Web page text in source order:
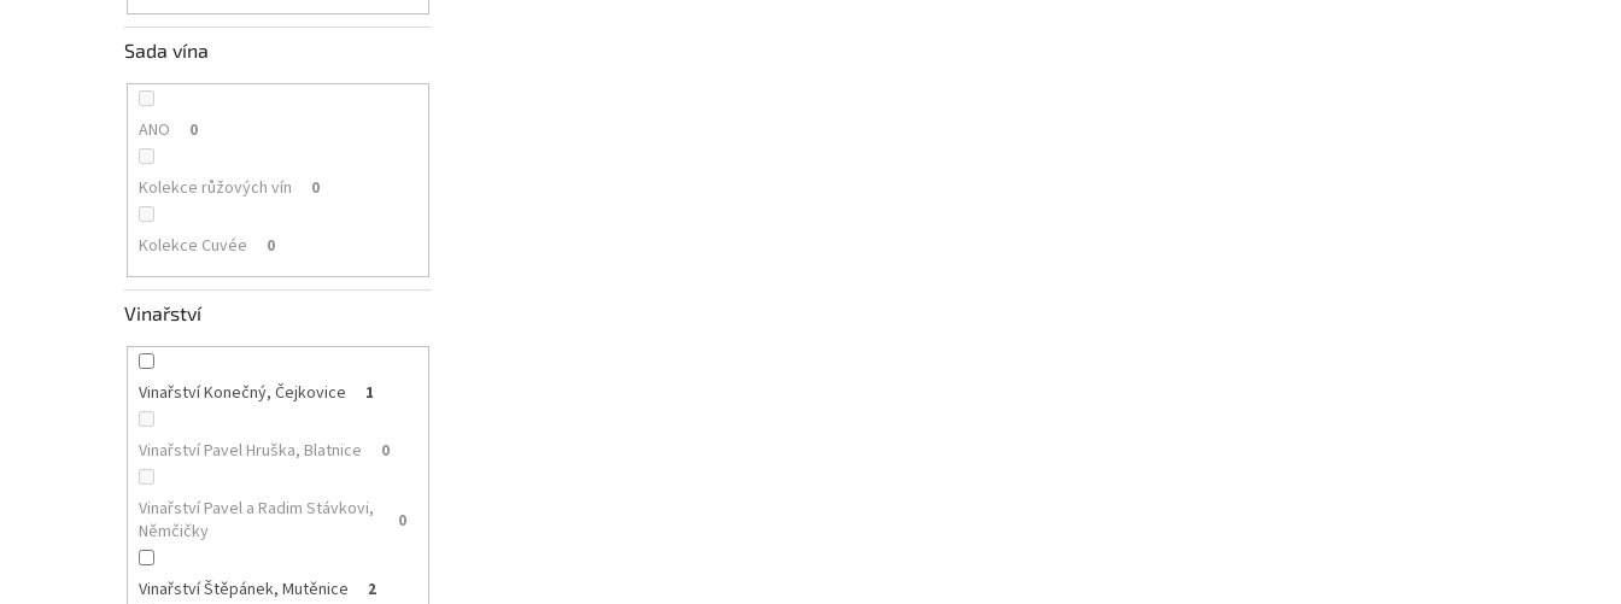
Sada vína
ANO 0
Kolekce růžových vín 0
Kolekce Cuvée 0
Vinařství
Vinařství Konečný, Čejkovice 1
Vinařství Pavel Hruška, Blatnice 0
Vinařství Pavel a Radim Stávkovi,
Němčičky
0
Vinařství Štěpánek, Mutěnice 2